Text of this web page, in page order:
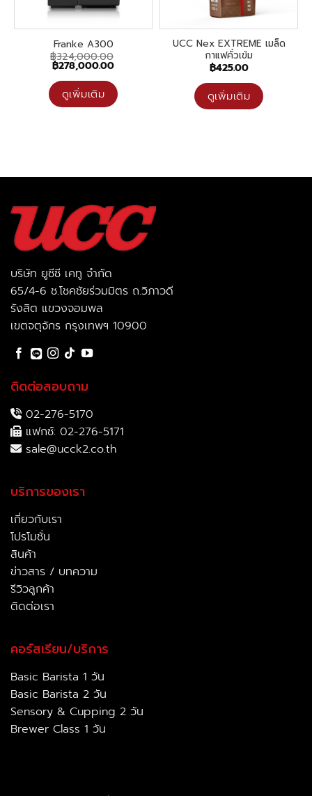
Franke A300
฿324,000.00
Original
price
was:
฿324,000.00.
฿278,000.00Current
is:
฿278,000.00.
ดูเพิ่มเติม
UCC Nex EXTREME เมล็ด
กาแฟคั่วเข้ม
฿425.00
ดูเพิ่มเติม
บริษัท ยูซีซี เคทู จำกัด
65/4-6 ช.โชคชัยร่วมมิตร ถ.วิภาวดี
รังสิต แขวงจอมพล
เขตจตุจักร กรุงเทพฯ 10900
ติดต่อสอบถาม
02-276-5170
แฟกซ์: 02-276-5171
sale@ucck2.co.th
บริการของเรา
เกี่ยวกับเรา
โปรโมชั่น
สินค้า
ข่าวสาร / บทความ
รีวิวลูกค้า
ติดต่อเรา
คอร์สเรียน/บริการ
Basic Barista 1 วัน
Basic Barista 2 วัน
Sensory & Cupping 2 วัน
Brewer Class 1 วัน